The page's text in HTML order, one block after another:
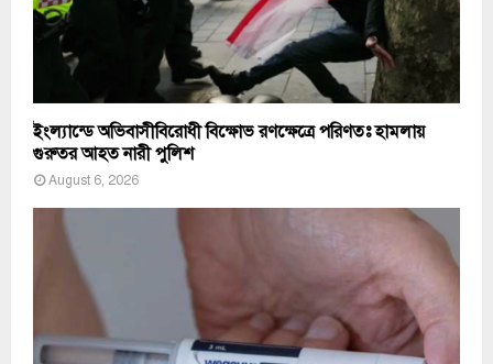
ইংল্যান্ডে অভিবাসীবিরোধী বিক্ষোভ রণক্ষেত্রে পরিণতঃ হামলায়
গুরুতর আহত নারী পুলিশ
August 6, 2026